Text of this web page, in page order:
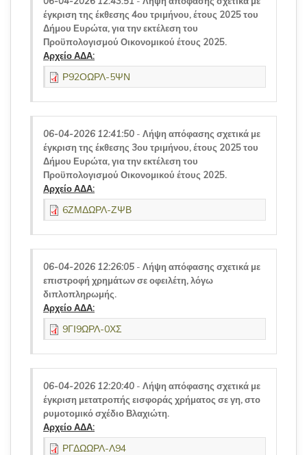
έγκριση της έκθεσης 4ου τριμήνου, έτους 2025 του
Δήμου Ευρώτα, για την εκτέλεση του
Προϋπολογισμού Οικονομικού έτους 2025.
Αρχείο ΑΔΑ:
Ρ92ΟΩΡΛ-5ΨΝ
06-04-2026 12:41:50 - Λήψη απόφασης σχετικά με
έγκριση της έκθεσης 3ου τριμήνου, έτους 2025 του
Δήμου Ευρώτα, για την εκτέλεση του
Προϋπολογισμού Οικονομικού έτους 2025.
Αρχείο ΑΔΑ:
6ΖΜΔΩΡΛ-ΖΨΒ
06-04-2026 12:26:05 - Λήψη απόφασης σχετικά με
επιστροφή χρημάτων σε οφειλέτη, λόγω
διπλοπληρωμής.
Αρχείο ΑΔΑ:
9ΓΙ9ΩΡΛ-0ΧΣ
06-04-2026 12:20:40 - Λήψη απόφασης σχετικά με
έγκριση μετατροπής εισφοράς χρήματος σε γη, στο
ρυμοτομικό σχέδιο Βλαχιώτη.
Αρχείο ΑΔΑ:
ΡΓΔΩΩΡΛ-Λ94